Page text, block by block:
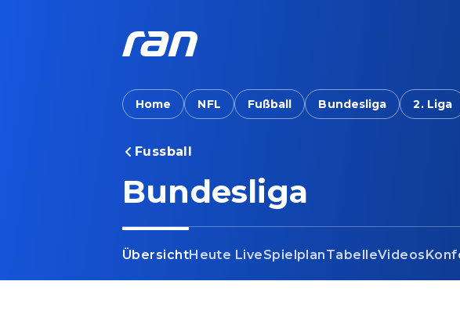
Home NFL Fußball Bundesliga 2. Liga
Fussball
Bundesliga
ÜbersichtHeute LiveSpielplanTabelleVideos